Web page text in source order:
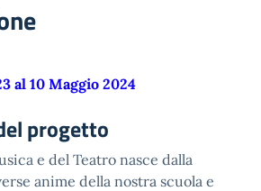
al 10 Maggio 2024
progetto
e del Teatro nasce dalla
anime della nostra scuola e